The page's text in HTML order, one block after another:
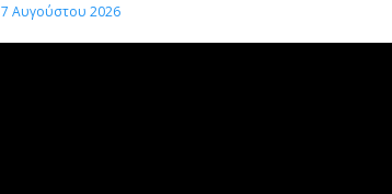
7 Αυγούστου 2026